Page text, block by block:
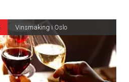
Vinsmaking i Oslo